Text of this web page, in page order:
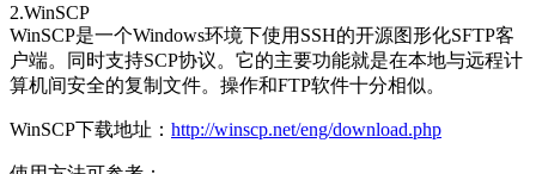
2.WinSCP
WinSCP是一个Windows环境下使用SSH的开源图形化SFTP客
户端。同时支持SCP协议。它的主要功能就是在本地与远程计
算机间安全的复制文件。操作和FTP软件十分相似。
WinSCP下载地址： http://winscp.net/eng/download.php